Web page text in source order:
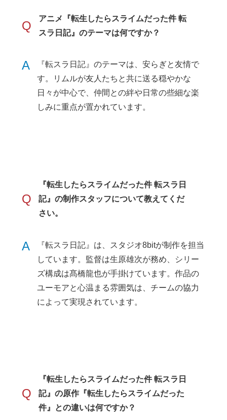
Q
アニメ『転生したらスライムだった件 転
スラ日記』のテーマは何ですか？
A
『転スラ日記』のテーマは、安らぎと友情で
す。リムルが友人たちと共に送る穏やかな
日々が中心で、仲間との絆や日常の些細な楽
しみに重点が置かれています。
Q
『転生したらスライムだった件 転スラ日
記』の制作スタッフについて教えてくだ
さい。
A
『転スラ日記』は、スタジオ8bitが制作を担当
しています。監督は生原雄次が務め、シリー
ズ構成は髙橋龍也が手掛けています。作品の
ユーモアと心温まる雰囲気は、チームの協力
によって実現されています。
Q
『転生したらスライムだった件 転スラ日
記』の原作『転生したらスライムだった
件』との違いは何ですか？